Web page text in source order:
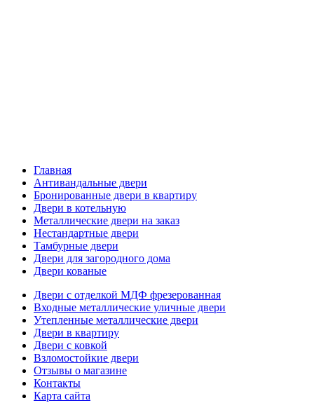
Главная
Антивандальные двери
Бронированные двери в квартиру
Двери в котельную
Металлические двери на заказ
Нестандартные двери
Тамбурные двери
Двери для загородного дома
Двери кованые
Двери с отделкой МДФ фрезерованная
Входные металлические уличные двери
Утепленные металлические двери
Двери в квартиру
Двери с ковкой
Взломостойкие двери
Отзывы о магазине
Контакты
Карта сайта